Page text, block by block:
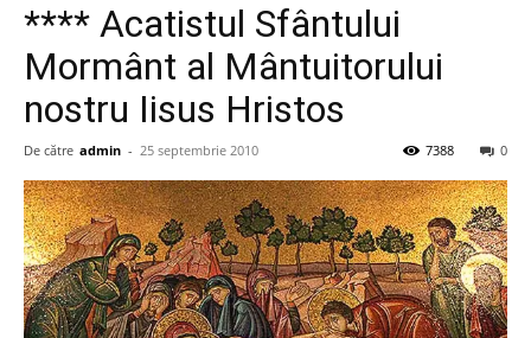
**** Acatistul Sfântului
Mormânt al Mântuitorului
nostru Iisus Hristos
De către admin - 25 septembrie 2010 0
7388